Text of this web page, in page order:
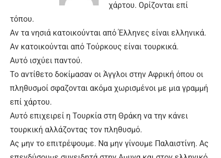
χάρτου. Ορίζονται επί
τόπου.
Αν τα νησιά κατοικούνται από Έλληνες είναι ελληνικά.
Αν κατοικούνται από Τούρκους είναι τουρκικά.
Αυτό ισχύει παντού.
Το αντίθετο δοκίμασαν οι Άγγλοι στην Αφρική όπου οι
πληθυσμοί σφαζονται ακόμα χωρισμένοι με μια γραμμή
επί χάρτου.
Αυτό επιχειρεί η Τουρκία στη Θράκη να την κάνει
τουρκική αλλάζοντας τον πληθυσμό.
Ας μην το επιτρέψουμε. Να μην γίνουμε Παλαιστίνη. Ας